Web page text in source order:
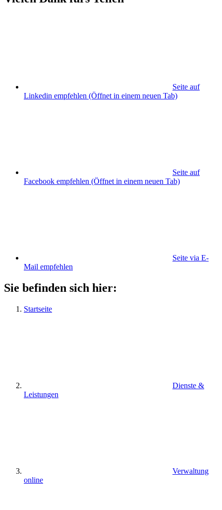
Seite auf
Linkedin empfehlen (Öffnet in einem neuen Tab)
Seite auf
Facebook empfehlen (Öffnet in einem neuen Tab)
Seite via E-
Mail empfehlen
Sie befinden sich hier:
Startseite
Dienste &
Leistungen
Verwaltung
online